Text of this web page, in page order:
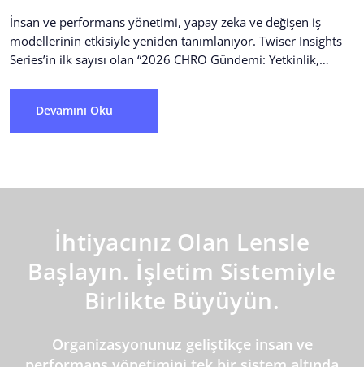
İnsan ve performans yönetimi, yapay zeka ve değişen iş
modellerinin etkisiyle yeniden tanımlanıyor. Twiser Insights
Series’in ilk sayısı olan “2026 CHRO Gündemi: Yetkinlik,
Devamını Oku
İhtiyacınız Olan Lensle
Başlayın. İşletim Sistemiyle
Birlikte Büyüyün.
Organizasyonunuz geliştikçe insan ve